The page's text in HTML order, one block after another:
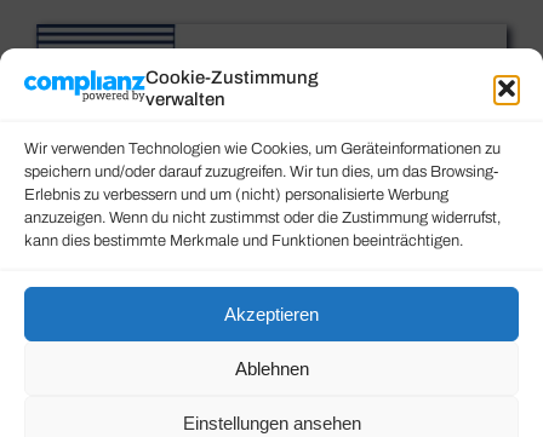
Cookie-Zustimmung
verwalten
Wir verwenden Technologien wie Cookies, um Geräteinformationen zu
speichern und/oder darauf zuzugreifen. Wir tun dies, um das Browsing-
Erlebnis zu verbessern und um (nicht) personalisierte Werbung
anzuzeigen. Wenn du nicht zustimmst oder die Zustimmung widerrufst,
kann dies bestimmte Merkmale und Funktionen beeinträchtigen.
Akzeptieren
Ablehnen
Einstellungen ansehen